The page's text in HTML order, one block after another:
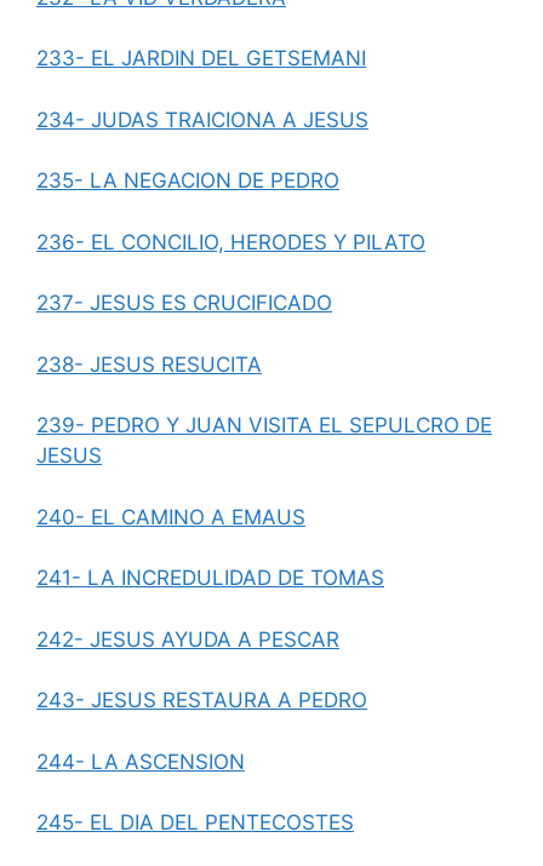
233- EL JARDIN DEL GETSEMANI
234- JUDAS TRAICIONA A JESUS
235- LA NEGACION DE PEDRO
236- EL CONCILIO, HERODES Y PILATO
237- JESUS ES CRUCIFICADO
238- JESUS RESUCITA
239- PEDRO Y JUAN VISITA EL SEPULCRO DE
JESUS
240- EL CAMINO A EMAUS
241- LA INCREDULIDAD DE TOMAS
242- JESUS AYUDA A PESCAR
243- JESUS RESTAURA A PEDRO
244- LA ASCENSION
245- EL DIA DEL PENTECOSTES